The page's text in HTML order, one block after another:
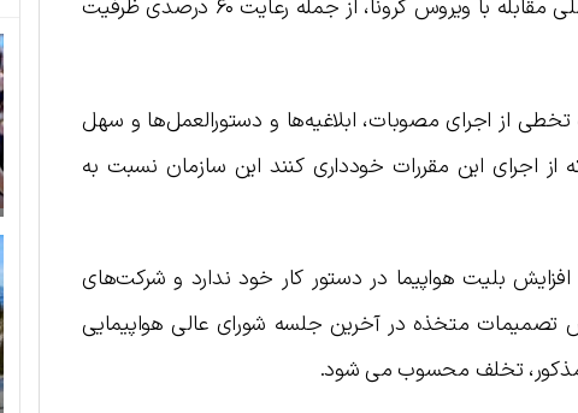
سازمان هواپیمایی کشوری بر رعایت مقررات ابلاغی ستاد ملی مقابله با ویروس کرونا، از جمله رعایت ۶۰ درصدی ظرفيت
از اجرای مصوبات، ابلاغیه‌ها و دستورالعمل‌ها و سهل
اجرای این مقررات خودداری کنند اين سازمان نسبت به
بليت هواپيما در دستور كار خود ندارد و شرکت‌های
تصميمات متخذه در آخرين جلسه شوراي عالي هواپيمايي
مذكور، تخلف محسوب مي شود.